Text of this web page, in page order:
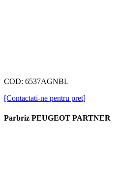
COD: 6537AGNBL
[Contactati-ne pentru pret]
Parbriz PEUGEOT PARTNER